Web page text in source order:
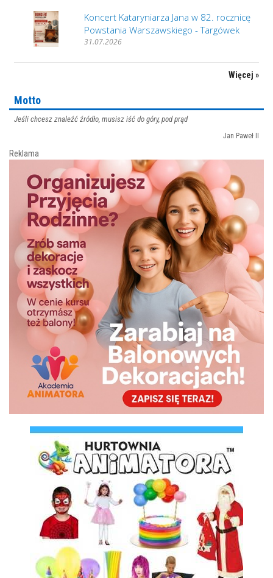
Koncert Kataryniarza Jana w 82. rocznicę
Powstania Warszawskiego - Targówek
31.07.2026
Więcej »
Motto
Jeśli chcesz znaleźć źródło, musisz iść do góry, pod prąd
Jan Paweł II
Reklama